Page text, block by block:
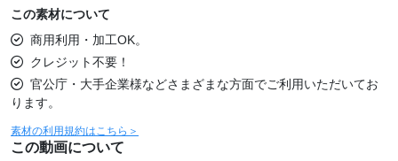
この素材について
商用利用・加工OK。
クレジット不要！
官公庁・大手企業様などさまざまな方面でご利用いただいてお
ります。
素材の利用規約はこちら＞
この動画について